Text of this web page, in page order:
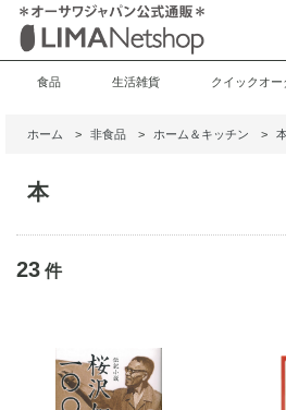
食品 生活雑貨 クイックオー
ホーム > 非食品 > ホーム＆キッチン >
本
23 件